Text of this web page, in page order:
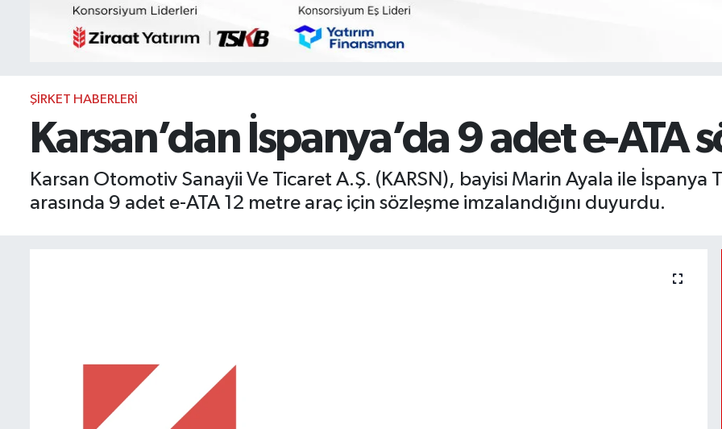
ŞIRKET HABERLERI
Karsan’dan İspanya’da 9 adet e-ATA
Karsan Otomotiv Sanayii Ve Ticaret A.Ş. (KARSN), bayisi Marin Ayala ile İspanya
arasında 9 adet e-ATA 12 metre araç için sözleşme imzalandığını duyurdu.
Şirket Haberleri
BIST 100 Isı Haritası
Coin Isı Haritası
Ekonomik Takvim